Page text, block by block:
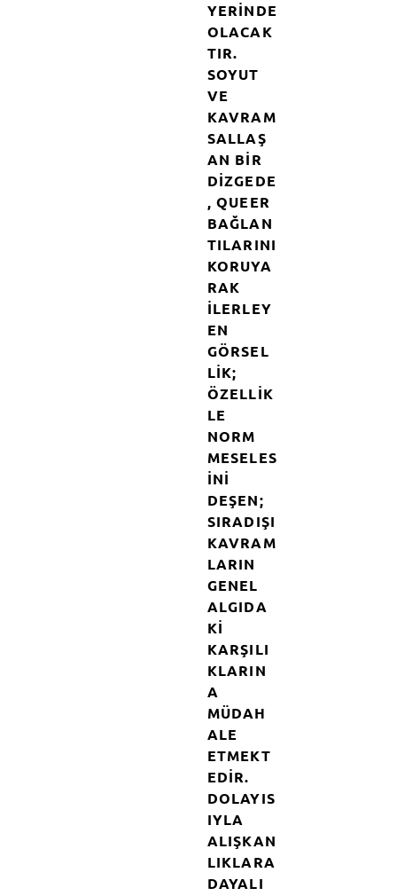
YERINDE
OLACAK
TIR.
SOYUT
VE
KAVRAM
SALLAŞ
AN BIR
DIZGEDE
, QUEER
BAĞLAN
TILARINI
KORUYA
RAK
ILERLEY
EN
GÖRSEL
LIK;
ÖZELLIK
LE
NORM
MESELES
INI
DEŞEN;
SIRADIŞI
KAVRAM
LARIN
GENEL
ALGIDA
KI
KARŞILI
KLARIN
A
MÜDAH
ALE
ETMEKT
EDIR.
DOLAYIS
IYLA
ALIŞKAN
LIKLARA
DAYALI